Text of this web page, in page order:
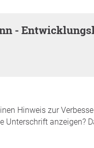
Hinweis zur
Unterschrift anzeigen?